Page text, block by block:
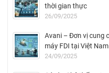
thời gian thực
26/09/2025
Avani – Đơn vị cung
máy FDI tại Việt Nam
24/09/2025